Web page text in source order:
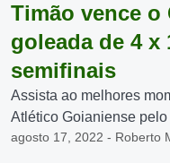
Timão vence o
goleada de 4 x
semifinais
Assista ao melhores
Atlético Goianiense pelo
agosto 17, 2022 - Roberto